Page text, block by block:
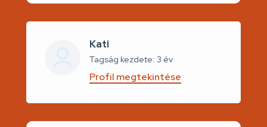
Kati
Tagság kezdete: 3 év
Profil megtekintése